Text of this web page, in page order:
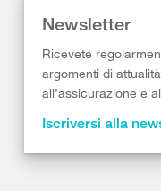
Newsletter
Ricevete
argomenti di
all’assicurazione e
Iscriversi alla